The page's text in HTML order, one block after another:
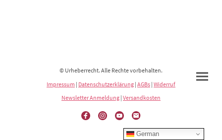
© Urheberrecht. Alle Rechte vorbehalten.
Impressum | Datenschutzerklärung | AGBs | Widerruf
Newsletter Anmeldung | Versandkosten
German